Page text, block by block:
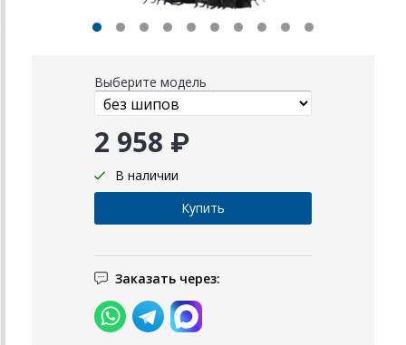
Выберите модель
2 958 ₽
В наличии
Заказать через: